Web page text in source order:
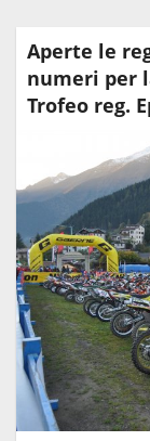
Aperte le
numeri per
Trofeo reg.